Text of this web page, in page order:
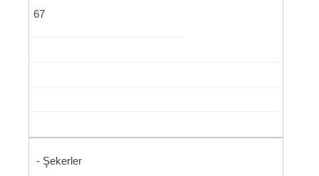
67
- Şekerler